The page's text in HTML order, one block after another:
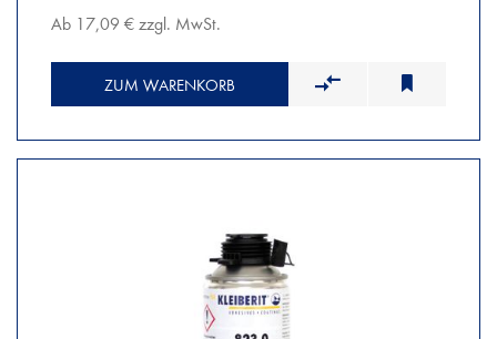
Ab 17,09 € zzgl. MwSt.
ZUM WARENKORB